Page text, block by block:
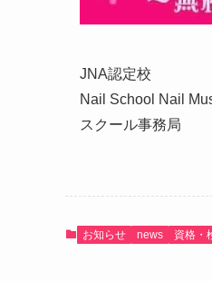
JNA認定校
Nail School Nail
スクール事務局
お知らせ news 資格・